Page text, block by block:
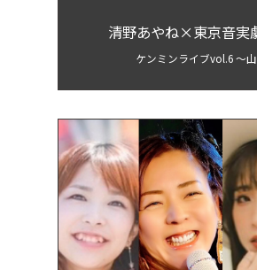
清野あやね×東京音実
ケンミンライブvol.6 ～